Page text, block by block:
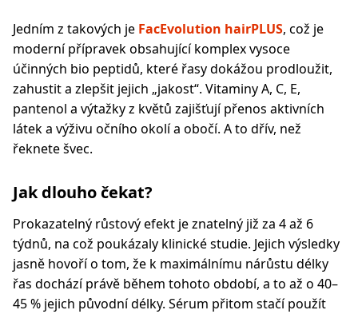
Jedním z takových je FacEvolution hairPLUS, což je
moderní přípravek obsahující komplex vysoce
účinných bio peptidů, které řasy dokážou prodloužit,
zahustit a zlepšit jejich „jakost“. Vitaminy A, C, E,
pantenol a výtažky z květů zajišťují přenos aktivních
látek a výživu očního okolí a obočí. A to dřív, než
řeknete švec.
Jak dlouho čekat?
Prokazatelný růstový efekt je znatelný již za 4 až 6
týdnů, na což poukázaly klinické studie. Jejich výsledky
jasně hovoří o tom, že k maximálnímu nárůstu délky
řas dochází právě během tohoto období, a to až o 40–
45 % jejich původní délky. Sérum přitom stačí použít